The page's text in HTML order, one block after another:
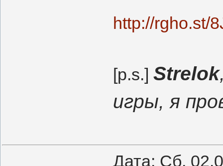
http://rgho.st/
[p.s.] Strelok
игры, я
Дата: Сб,